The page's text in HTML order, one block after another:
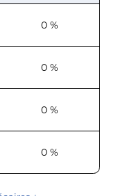
0 %
0 %
0 %
0 %